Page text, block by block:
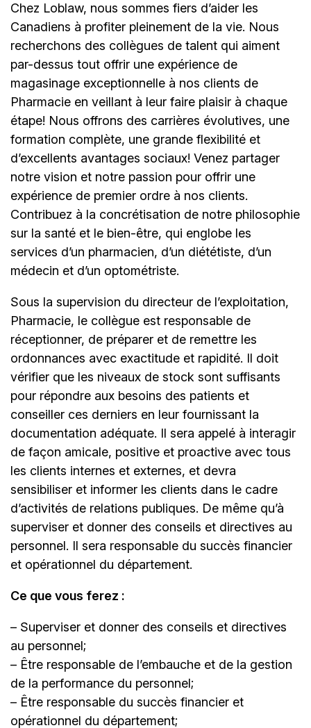
Chez Loblaw, nous sommes fiers d’aider les
Canadiens à profiter pleinement de la vie. Nous
recherchons des collègues de talent qui aiment
par-dessus tout offrir une expérience de
magasinage exceptionnelle à nos clients de
Pharmacie en veillant à leur faire plaisir à chaque
étape! Nous offrons des carrières évolutives, une
formation complète, une grande flexibilité et
d’excellents avantages sociaux! Venez partager
notre vision et notre passion pour offrir une
expérience de premier ordre à nos clients.
Contribuez à la concrétisation de notre philosophie
sur la santé et le bien-être, qui englobe les
services d’un pharmacien, d’un diététiste, d’un
médecin et d’un optométriste.
Sous la supervision du directeur de l’exploitation,
Pharmacie, le collègue est responsable de
réceptionner, de préparer et de remettre les
ordonnances avec exactitude et rapidité. Il doit
vérifier que les niveaux de stock sont suffisants
pour répondre aux besoins des patients et
conseiller ces derniers en leur fournissant la
documentation adéquate. Il sera appelé à interagir
de façon amicale, positive et proactive avec tous
les clients internes et externes, et devra
sensibiliser et informer les clients dans le cadre
d’activités de relations publiques. De même qu’à
superviser et donner des conseils et directives au
personnel. Il sera responsable du succès financier
et opérationnel du département.
Ce que vous ferez :
– Superviser et donner des conseils et directives
au personnel;
– Être responsable de l’embauche et de la gestion
de la performance du personnel;
– Être responsable du succès financier et
opérationnel du département;